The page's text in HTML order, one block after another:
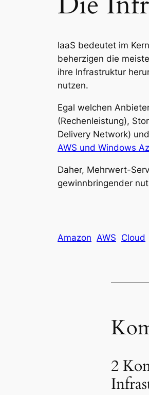
IaaS bedeutet im
beherzigen die
ihre Infrastruktur
nutzen.
Egal welchen
(Rechenleistung),
Delivery Network)
AWS und Windows
Daher, Mehrwert-
gewinnbringender
Amazon AWS Cloud
2